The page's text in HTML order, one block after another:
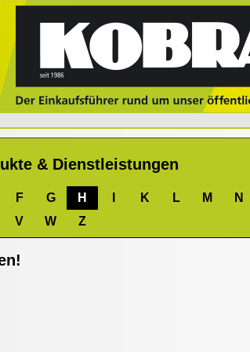
& Dienstleistungen
F G H K L M
N
V W Z